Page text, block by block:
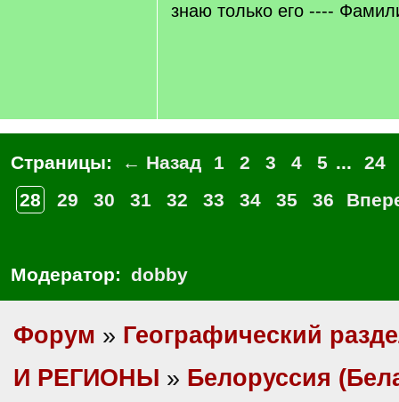
знаю только его ----
Страницы: ← Назад 1 2 3 4 5 ...
24
28
29 30 31 32 33 34 35 36
Модератор: dobby
Форум » Географический
И РЕГИОНЫ » Белоруссия